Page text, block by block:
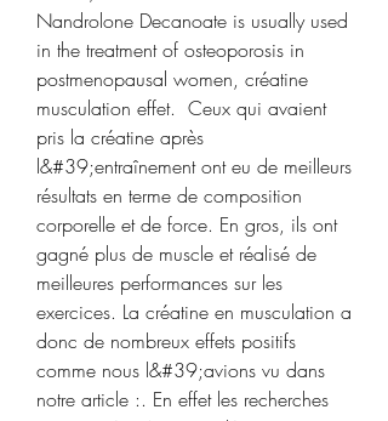
Nandrolone Decanoate is usually used
in the treatment of osteoporosis in
postmenopausal women, créatine
musculation effet.  Ceux qui avaient
pris la créatine après
l&#39;entraînement ont eu de meilleurs
résultats en terme de composition
corporelle et de force. En gros, ils ont
gagné plus de muscle et réalisé de
meilleures performances sur les
exercices. La créatine en musculation a
donc de nombreux effets positifs
comme nous l&#39;avions vu dans
notre article :. En effet les recherches